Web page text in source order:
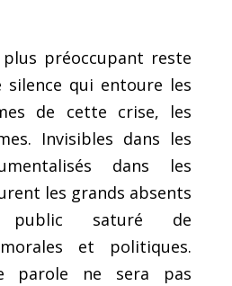
préoccupant reste
silence qui entoure les
de cette crise, les
Invisibles dans les
dans les
les grands absents
public saturé de
et politiques.
parole ne sera pas